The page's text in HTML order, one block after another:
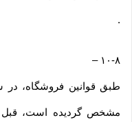
.
۱۰-۸ –
طبق قوانین فروشگاه،
مشخص گردیده است، قبل